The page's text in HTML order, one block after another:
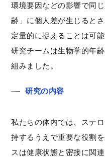
環境要因などの影響で同
齢」に個人差が生じると
定量的に捉えることは可
研究チームは生物学的年
組みました。
研究の内容
私たちの体内では、ステ
持するうえで重要な役割
スは健康状態と密接に関